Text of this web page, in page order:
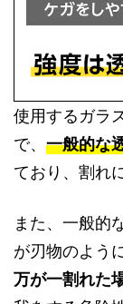
使用するガラ
で、 一般的な
ており、割れ
また、一般的
が刃物のよう
万が一割れた